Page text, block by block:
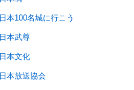
日本100名城に行こう
日本武尊
日本文化
日本放送協会